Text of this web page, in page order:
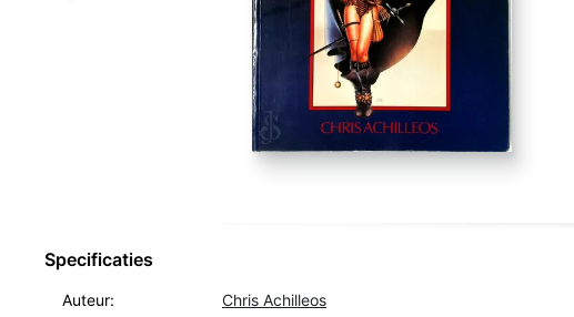
Specificaties
Auteur: Chris Achilleos